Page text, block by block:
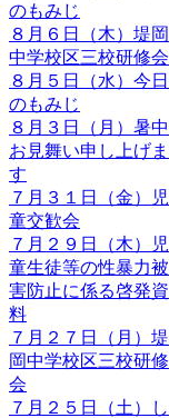
のもみじ
８月６日（木）堤岡
中学校区三校研修会
８月５日（水）今日
のもみじ
８月３日（月）暑中
お見舞い申し上げま
す
７月３１日（金）児
童交歓会
７月２９日（木）児
童生徒等の性暴力被
害防止に係る啓発資
料
７月２７日（月）堤
岡中学校区三校研修
会
７月２５日（土）し